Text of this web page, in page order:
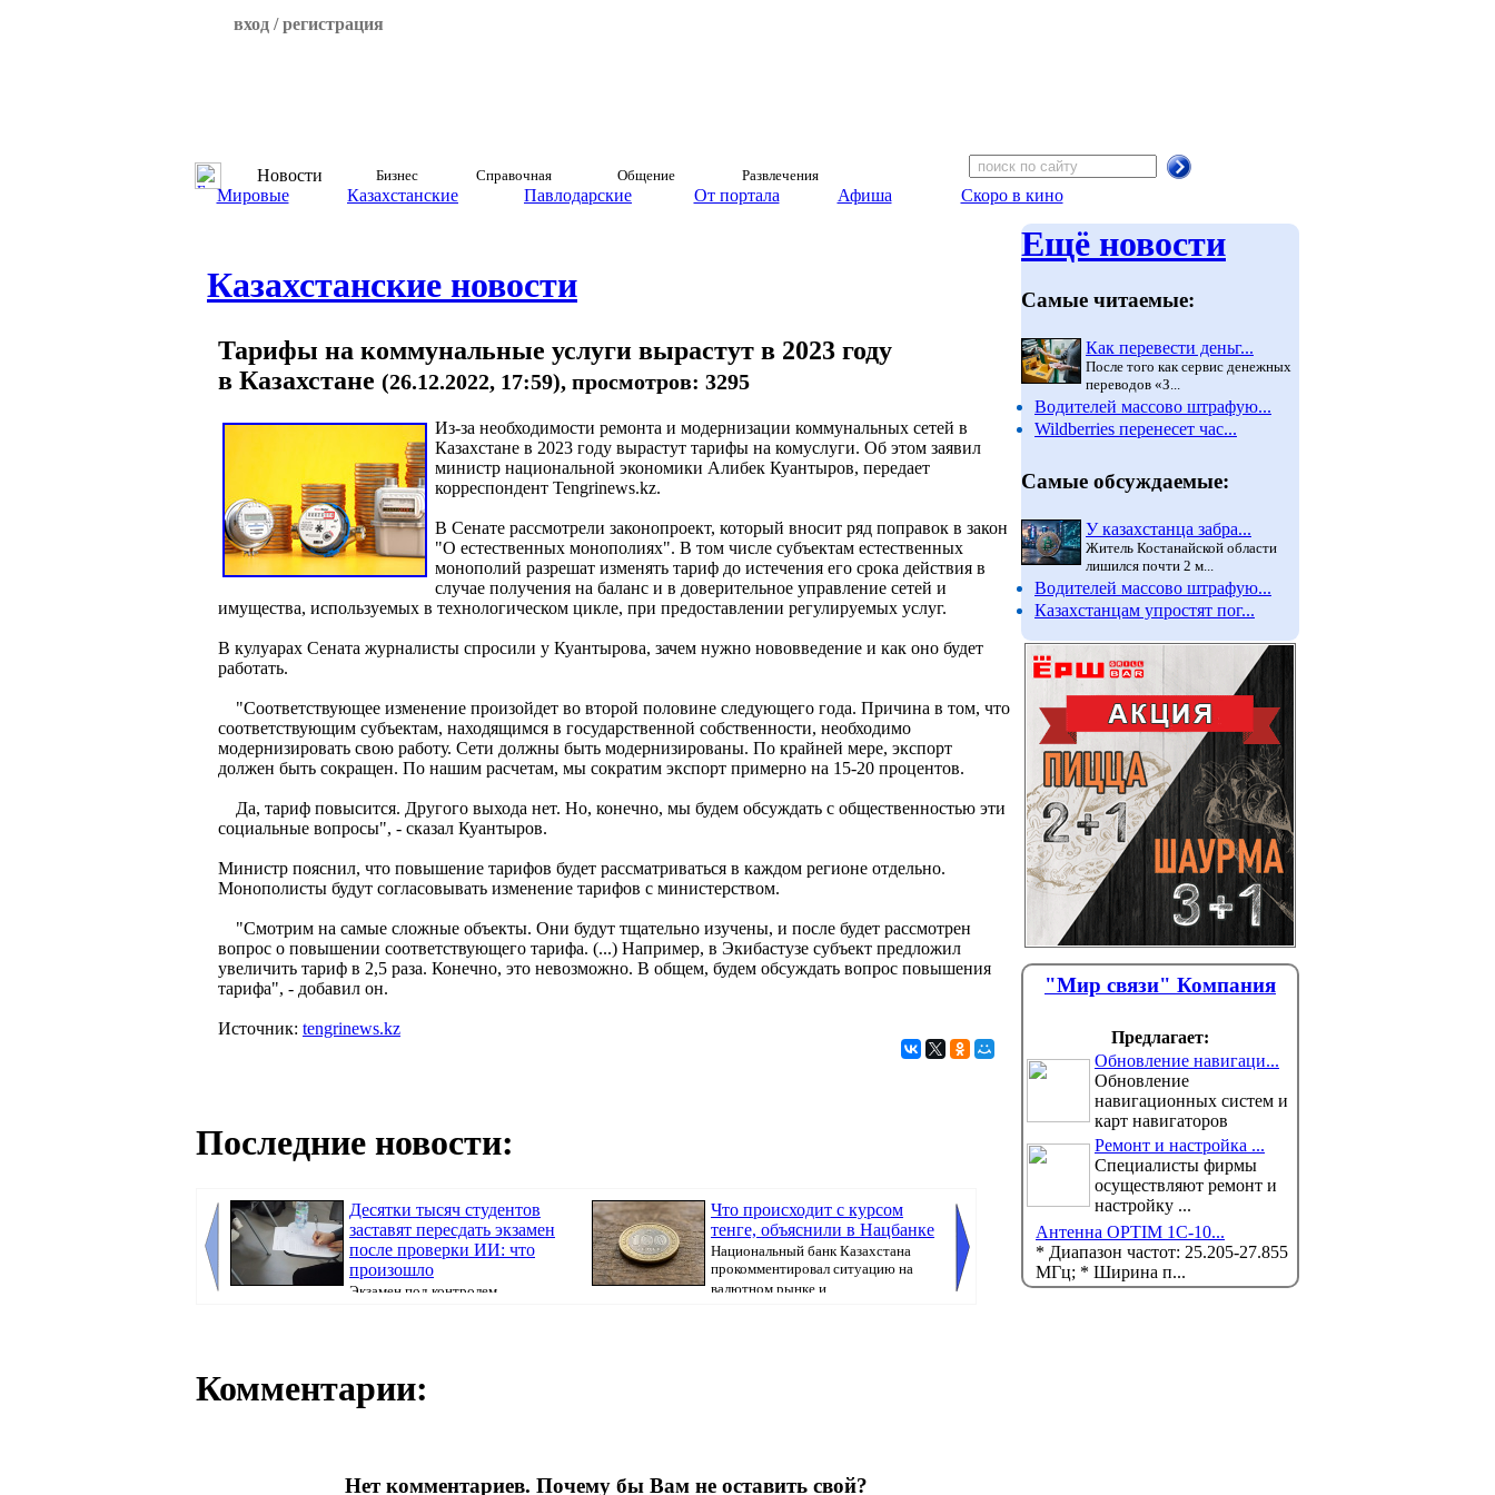
вход / регистрация
Новости Бизнес Справочная Общение Развлечения
Мировые Казахстанские Павлодарские От портала Афиша Скоро в кино
Казахстанские новости
Тарифы на коммунальные услуги вырастут в 2023 году
в Казахстане (26.12.2022, 17:59), просмотров: 3295
Из-за необходимости ремонта и модернизации коммунальных сетей в
Казахстане в 2023 году вырастут тарифы на комуслуги. Об этом заявил
министр национальной экономики Алибек Куантыров, передает
корреспондент Tengrinews.kz.
В Сенате рассмотрели законопроект, который вносит ряд поправок в закон
"О естественных монополиях". В том числе субъектам естественных
монополий разрешат изменять тариф до истечения его срока действия в
случае получения на баланс и в доверительное управление сетей и
имущества, используемых в технологическом цикле, при предоставлении регулируемых услуг.
В кулуарах Сената журналисты спросили у Куантырова, зачем нужно нововведение и как оно будет
работать.
"Соответствующее изменение произойдет во второй половине следующего года. Причина в том, что
соответствующим субъектам, находящимся в государственной собственности, необходимо
модернизировать свою работу. Сети должны быть модернизированы. По крайней мере, экспорт
должен быть сокращен. По нашим расчетам, мы сократим экспорт примерно на 15-20 процентов.
Да, тариф повысится. Другого выхода нет. Но, конечно, мы будем обсуждать с общественностью эти
социальные вопросы", - сказал Куантыров.
Министр пояснил, что повышение тарифов будет рассматриваться в каждом регионе отдельно.
Монополисты будут согласовывать изменение тарифов с министерством.
"Смотрим на самые сложные объекты. Они будут тщательно изучены, и после будет рассмотрен
вопрос о повышении соответствующего тарифа. (...) Например, в Экибастузе субъект предложил
увеличить тариф в 2,5 раза. Конечно, это невозможно. В общем, будем обсуждать вопрос повышения
тарифа", - добавил он.
Источник: tengrinews.kz
Последние новости:
Десятки тысяч студентов
заставят пересдать экзамен
после проверки ИИ: что
произошло
Экзамен под контролем
Что происходит с курсом
тенге, объяснили в Нацбанке
Национальный банк Казахстана
прокомментировал ситуацию на
валютном рынке и ...
Новые предметы появятся в
школах Казахстана: что
изменится с 2026-2027
учебного года
Министерство просвещения (МП)
Комментарии:
Нет комментариев. Почему бы Вам не оставить свой?
Ещё новости
Самые читаемые:
Как перевести деньг...
После того как сервис денежных
переводов «З...
Водителей массово штрафую...
Wildberries перенесет час...
Самые обсуждаемые:
У казахстанца забра...
Житель Костанайской области
лишился почти 2 м...
Водителей массово штрафую...
Казахстанцам упростят пог...
"Мир связи" Компания
Предлагает:
Обновление навигаци...
Обновление
навигационных систем и
карт навигаторов
Ремонт и настройка ...
Специалисты фирмы
осуществляют ремонт и
настройку ...
Антенна OPTIM 1С-10...
* Диапазон частот: 25.205-27.855
MГц; * Ширина п...